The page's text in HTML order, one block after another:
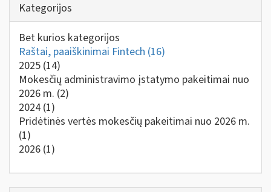
Kategorijos
Bet kurios kategorijos
Raštai, paaiškinimai Fintech (16)
2025 (14)
Mokesčių administravimo įstatymo pakeitimai nuo
2026 m. (2)
2024 (1)
Pridėtinės vertės mokesčių pakeitimai nuo 2026 m.
(1)
2026 (1)